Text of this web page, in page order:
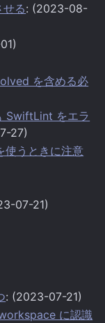
る: (2023-08-
を含める必
SwiftLint をエラ
27)
うときに注意
07-21)
: (2023-07-21)
に認識